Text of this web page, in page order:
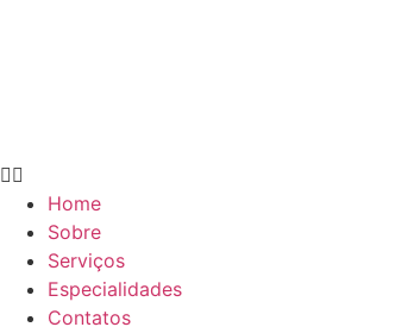
Home
Sobre
Serviços
Especialidades
Contatos